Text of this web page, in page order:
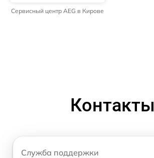
Сервисный центр AEG в Кирове
Контакты
Служба поддержки